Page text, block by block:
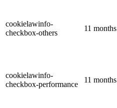
cookielawinfo-
checkbox-others
11 months
cookielawinfo-
checkbox-performance
11 months